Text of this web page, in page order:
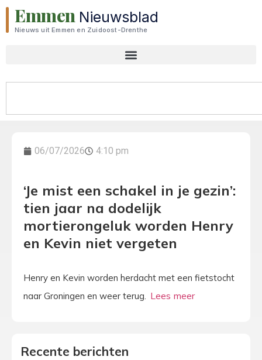
Emmen Nieuwsblad
Nieuws uit Emmen en Zuidoost-Drenthe
06/07/2026 4:10 pm
‘Je mist een schakel in je gezin’:
tien jaar na dodelijk
mortierongeluk worden Henry
en Kevin niet vergeten
Henry en Kevin worden herdacht met een fietstocht
naar Groningen en weer terug.
Recente berichten